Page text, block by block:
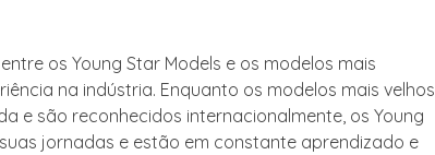
os Young Star Models e os modelos mais
na indústria. Enquanto os modelos mais velhos
e são reconhecidos internacionalmente, os Young
jornadas e estão em constante aprendizado e